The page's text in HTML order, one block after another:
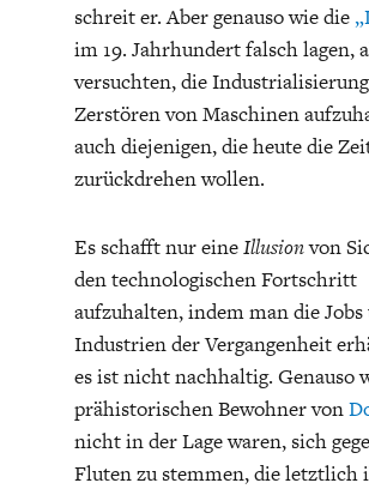
schreit er. Aber genauso wie die
im 19. Jahrhundert falsch lagen,
versuchten, die
Zerstören von Maschinen
auch diejenigen, die heute die
zurückdrehen wollen.
Es schafft nur eineIllusionvon
den technologischen Fortschritt
aufzuhalten, indem man die Jobs
Industrien der Vergangenheit
es ist nicht nachhaltig. Genauso
prähistorischen Bewohner von
nicht in der Lage waren, sich
Fluten zu stemmen, die letztlich